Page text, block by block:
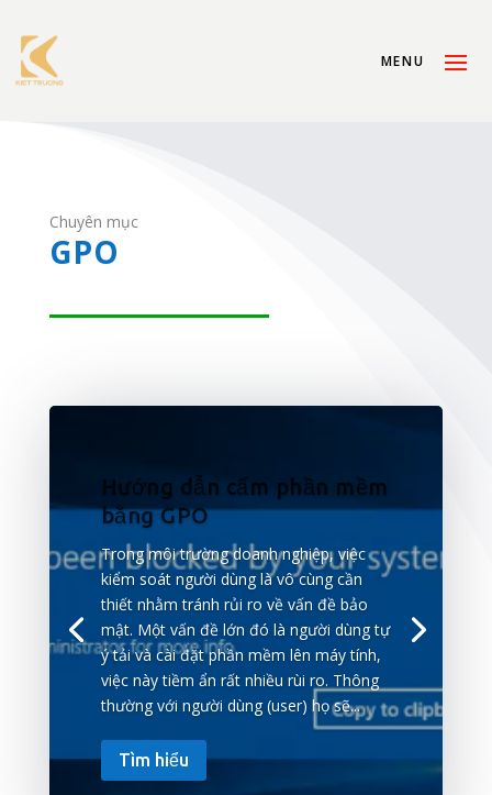
Chuyên mục
GPO
Hướng dẫn cấm phần mềm
bằng GPO
Trong môi trường doanh nghiệp, việc
kiểm soát người dùng là vô cùng cần
thiết nhằm tránh rủi ro về vấn đề bảo
mật. Một vấn đề lớn đó là người dùng tự
ý tải và cài đặt phần mềm lên máy tính,
việc này tiềm ẩn rất nhiều rùi ro. Thông
thường với người dùng (user) họ sẽ...
Tìm hiểu